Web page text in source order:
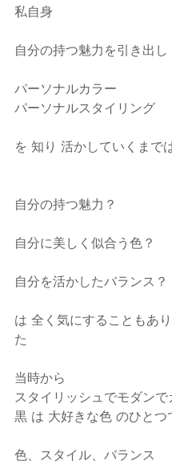
私自身
自分の持つ魅力を引き出し
パーソナルカラー
パーソナルスタイリング
を 知り 活かしていくまで
自分の持つ魅力？
自分に美しく似合う色？
自分を活かしたバランス？
は 全く気にすることもあ
た
当時から
スタイリッシュでモダンで
黒 は 大好きな色 のひとつ
色、スタイル、バランス